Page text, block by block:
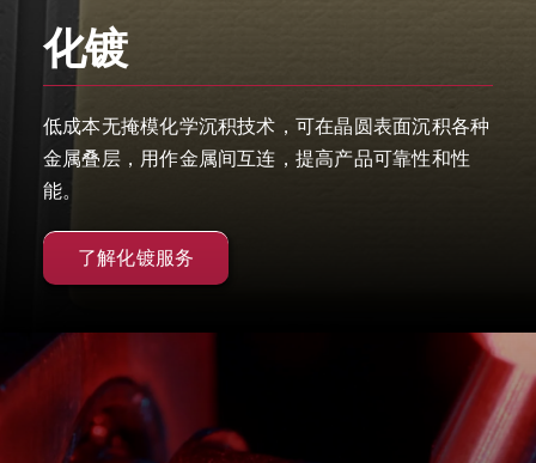
化镀
低成本无掩模化学沉积技术，可在晶圆表面沉积各种
金属叠层，用作金属间互连，提高产品可靠性和性
能。
了解化镀服务